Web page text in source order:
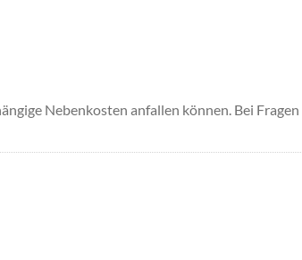
Nebenkosten anfallen können. Bei Fragen